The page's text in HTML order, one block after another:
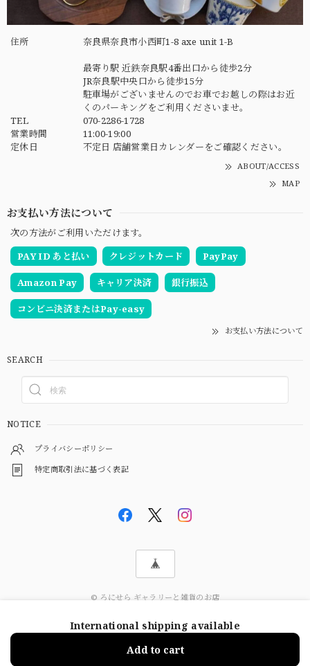
住所 奈良県奈良市小西町1-8 axe unit 1-B
最寄り駅 近鉄奈良駅4番出口から徒歩2分
JR奈良駅中央口から徒歩15分
駐車場がございませんのでお車でお越しの際はお近
くのパーキングをご利用くださいませ。
TEL
070-2286-1728
営業時間
11:00-19:00
定休日
不定日 店舗営業日カレンダーをご確認ください。
ABOUT/ACCESS
MAP
お支払い方法について
次の方法がご利用いただけます。
PAY ID あと払い
クレジットカード PayPay
Amazon Pay キャリア決済 銀行振込
コンビニ決済またはPay-easy
お支払い方法について
SEARCH
NOTICE
プライバシーポリシー
特定商取引法に基づく表記
© ろにせら ギャラリーと雑貨のお店
International shipping available
Add to cart
ショップに質問する